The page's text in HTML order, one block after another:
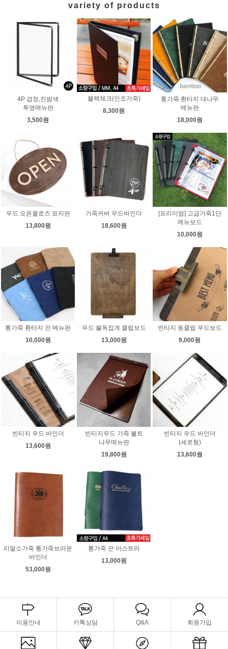
variety of products
4P 검정,진밤색
투명메뉴판
3,500원
블랙체크(인조가죽)
8,300원
통가죽 환타지 대나무
메뉴판
18,000원
우드 오픈클로즈 표지판
13,800원
가죽커버 우드바인더
18,600원
[프리미엄] 고급가죽1단
메뉴보드
10,000원
통가죽 환타지 끈 메뉴판
10,000원
우드 불독집게 클립보드
13,000원
빈티지 동클립 우드보드
9,000원
빈티지 우드 바인더
13,600원
빈티지우드 가죽 볼트
나무메뉴판
19,800원
빈티지 우드 바인더
(세로형)
13,600원
리얼소가죽 통가죽브라운
바인더
53,000원
통가죽 끈 아스트라
13,000원
이용안내 카톡상담 Q&A 회원가입